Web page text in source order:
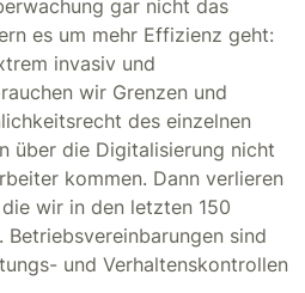
gar nicht das
es um mehr Effizienz geht:
invasiv und
wir Grenzen und
des einzelnen
über die Digitalisierung nicht
kommen. Dann verlieren
wir in den letzten 150
sind
und Verhaltenskontrollen